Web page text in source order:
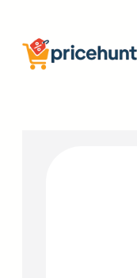
conținut